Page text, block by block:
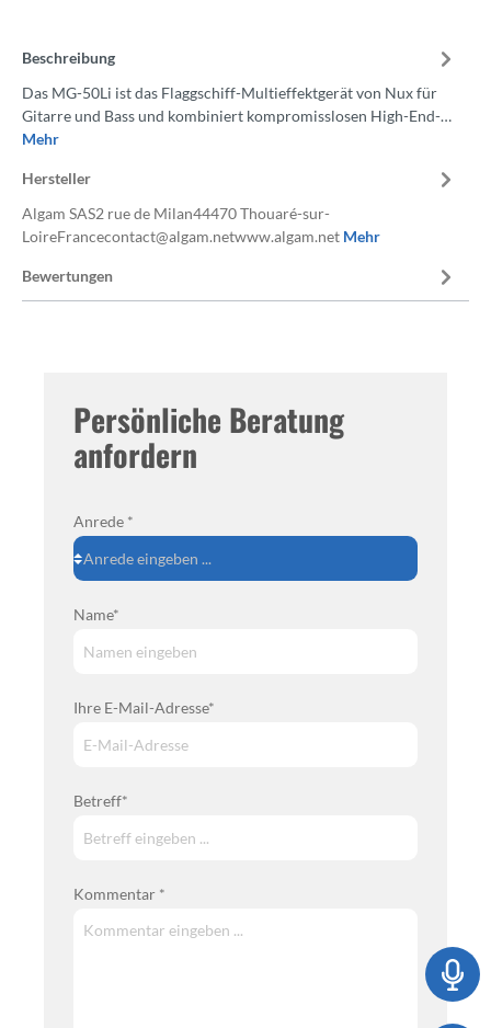
Beschreibung
Das MG-50Li ist das Flaggschiff-Multieffektgerät von Nux für
Gitarre und Bass und kombiniert kompromisslosen High-End-…
Mehr
Hersteller
Algam SAS2 rue de Milan44470 Thouaré-sur-
LoireFrancecontact@algam.netwww.algam.net Mehr
Bewertungen
Persönliche Beratung
anfordern
Anrede *
Name*
Ihre E-Mail-Adresse*
Betreff*
Kommentar *